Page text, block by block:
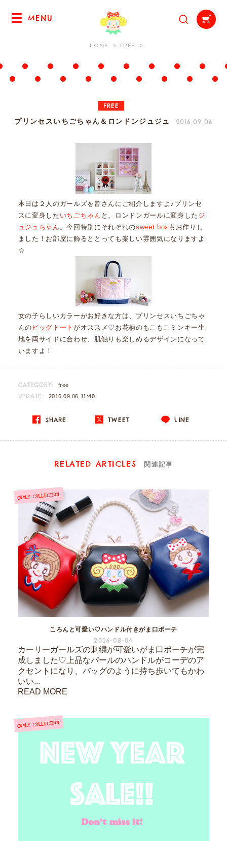
MENU
HOME FREE
FREE
プリンセスいちごちゃん＆ロンドンジュジュ 2016.09.06
本日は２人のガールズを皆さんにご紹介しますよ♪プリンセ
スに変身した いちごちゃん と、ロンドンガールに変身した ジ
ュジュちゃん 。今回特別にそれぞれのsweet box もお作りし
ました！お部屋に飾るととっても楽しい雰囲気になりますよ
☆
女の子らしいカラーがお好きな方は、プリンセスいちごちゃ
んの ビッグトートがオススメ♡お花柄のもこもこミンキー生
地を両サイドに合わせ、肌触りも楽しめるデザインになって
いますよ！
CATEGORY: free
UPDATE: 2016.09.06 11:40
SHARE TWEET LINE
RELATED ARTICLES 関連記事
ころんと可愛い♡ハンドル付きがま口ポーチ
2026-08-04
カーリーガールズの刺繍が可愛いがま口ポーチが完
成しました♡上品なパールのハンドルがコーデのア
クセントになり、バッグのように持ち歩いてもかわ
いい...
READ MORE